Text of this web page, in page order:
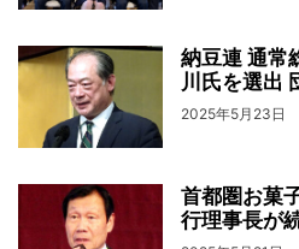
納豆連 通常
川氏を選出
2025年5月23日
首都圏お菓
行理事長が